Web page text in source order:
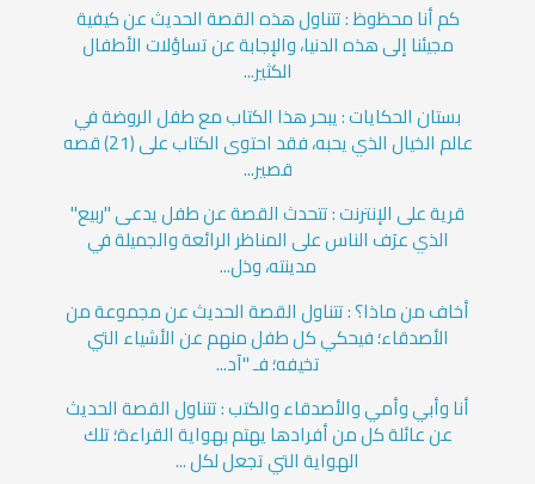
كم أنا محظوظ : تتناول هذه القصة الحديث عن كيفية
مجيئنا إلى هذه الدنيا، والإجابة عن تساؤلات الأطفال
الكثير...
بستان الحكايات : يبحر هذا الكتاب مع طفل الروضة في
عالم الخيال الذي يحبه، فقد احتوى الكتاب على (21) قصه
قصير...
قرية على الإنترنت : تتحدث القصة عن طفل يدعى "ربيع"
الذي عرَف الناس على المناظر الرائعة والجميلة في
مدينته، وذل...
أخاف من ماذا؟ : تتناول القصة الحديث عن مجموعة من
الأصدقاء؛ فيحكي كل طفل منهم عن الأشياء التي
تخيفه؛ فـ "آد...
أنا وأبي وأمي والأصدقاء والكتب : تتناول القصة الحديث
عن عائلة كل من أفرادها يهتم بهواية القراءة؛ تلك
الهواية التي تجعل لكل ...